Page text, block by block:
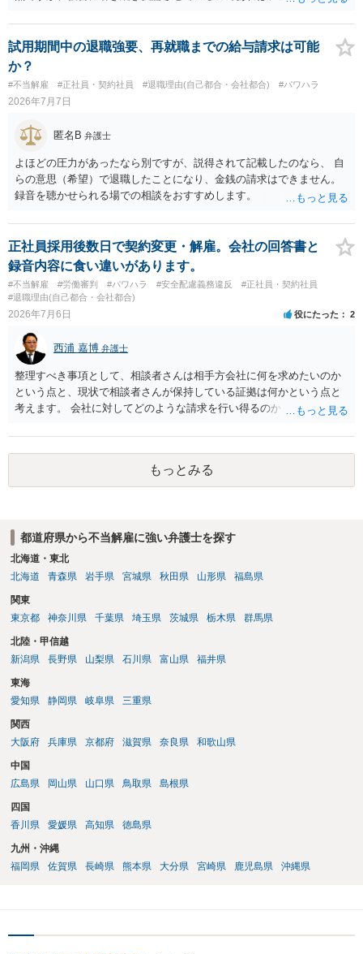
くしている場合があります。被告がこれ以上ありませんと言えば終わ
るかと思います。ご参考にしてください。
試用期間中の退職強要、再就職までの給与請求は可能
か？
#不当解雇 #正社員・契約社員 #退職理由(自己都合・会社都合) #パワハラ
2026年7月7日
匿名B 弁護士
よほどの圧力があったなら別ですが、説得されて記載したのなら、 自
らの意思（希望）で退職したことになり、金銭の請求はできません。
録音を聴かせられる場での相談をおすすめします。
正社員採用後数日で契約変更・解雇。会社の回答書と
録音内容に食い違いがあります。
#不当解雇 #労働審判 #パワハラ #安全配慮義務違反
#正社員・契約社員
#退職理由(自己都合・会社都合)
2026年7月6日 役にたった 2
西浦 嘉博 弁護士
整理すべき事項として、相談者さんは相手方会社に何を求めたいのか
という点と、現状で相談者さんが保持している証拠は何かという点と
考えます。 会社に対してどのような請求を行い得るのか、また、どう
事務所での相談を検討いただければと思われます。 上記、ご参考くだ
さい。
もっとみる
都道府県から不当解雇に強い弁護士を探す
北海道・東北
北海道
青森県 岩手県 宮城県 秋田県 山形県 福島県
関東
東京都
神奈川県 千葉県 埼玉県 茨城県 栃木県 群馬県
北陸・甲信越
新潟県
長野県 山梨県 石川県 富山県 福井県
東海
愛知県
静岡県 岐阜県 三重県
関西
大阪府
兵庫県 京都府 滋賀県 奈良県 和歌山県
中国
広島県
岡山県 山口県 鳥取県 島根県
四国
香川県
愛媛県 高知県 徳島県
九州・沖縄
福岡県
佐賀県 長崎県 熊本県 大分県 宮崎県 鹿児島県 沖縄県